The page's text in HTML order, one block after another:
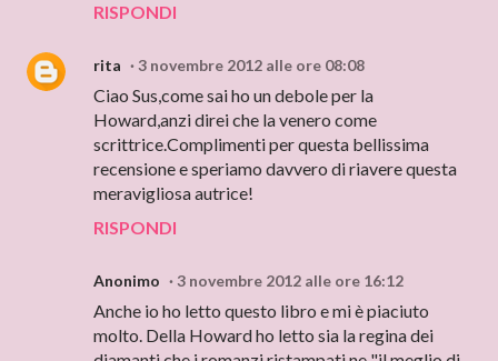
RISPONDI
rita 3 novembre 2012 alle ore 08:08
Ciao Sus,come sai ho un debole per la
Howard,anzi direi che la venero come
scrittrice.Complimenti per questa bellissima
recensione e speriamo davvero di riavere questa
meravigliosa autrice!
RISPONDI
Anonimo 3 novembre 2012 alle ore 16:12
Anche io ho letto questo libro e mi è piaciuto
molto. Della Howard ho letto sia la regina dei